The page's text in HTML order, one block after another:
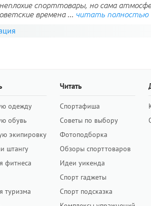
спорттовары, но сама
времена ... читать полностью
одежду
обувь
экипировку
штангу
фитнеса
туризма
Читать
Спортафиша
Советы по выбору
Фотоподборка
Обзоры спорттоваров
Идеи уикенда
Спорт гаджеты
Спорт подсказка